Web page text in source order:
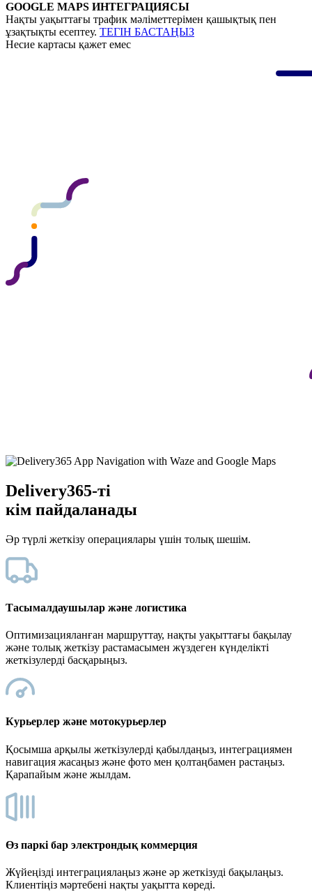
GOOGLE MAPS ИНТЕГРАЦИЯСЫ
Нақты уақыттағы трафик мәліметтерімен қашықтық пен
ұзақтықты есептеу. ТЕГІН БАСТАҢЫЗ
Несие картасы қажет емес
Delivery365-ті
кім пайдаланады
Әр түрлі жеткізу операциялары үшін толық шешім.
Тасымалдаушылар және логистика
Оптимизацияланған маршруттау, нақты уақыттағы бақылау
және толық жеткізу растамасымен жүздеген күнделікті
жеткізулерді басқарыңыз.
Курьерлер және мотокурьерлер
Қосымша арқылы жеткізулерді қабылдаңыз, интеграциямен
навигация жасаңыз және фото мен қолтаңбамен растаңыз.
Қарапайым және жылдам.
Өз паркі бар электрондық коммерция
Жүйеңізді интеграциялаңыз және әр жеткізуді бақылаңыз.
Клиентіңіз мәртебені нақты уақытта көреді.